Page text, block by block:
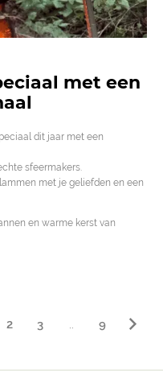
met een
dit jaar met een
sfeermakers.
met je geliefden en een
en warme kerst van
2 3 .. 9